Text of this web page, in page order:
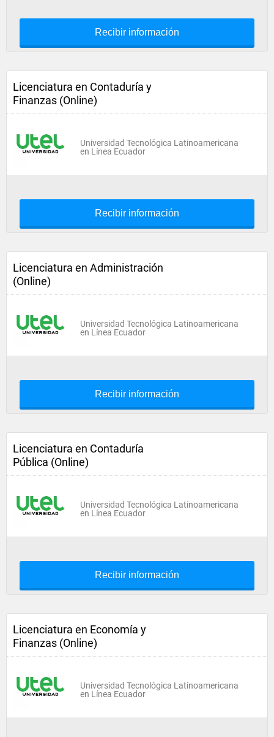
Recibir información
Licenciatura en Contaduría y
Finanzas (Online)
Universidad Tecnológica Latinoamericana
en Línea Ecuador
Recibir información
Licenciatura en Administración
(Online)
Universidad Tecnológica Latinoamericana
en Línea Ecuador
Recibir información
Licenciatura en Contaduría
Pública (Online)
Universidad Tecnológica Latinoamericana
en Línea Ecuador
Recibir información
Licenciatura en Economía y
Finanzas (Online)
Universidad Tecnológica Latinoamericana
en Línea Ecuador